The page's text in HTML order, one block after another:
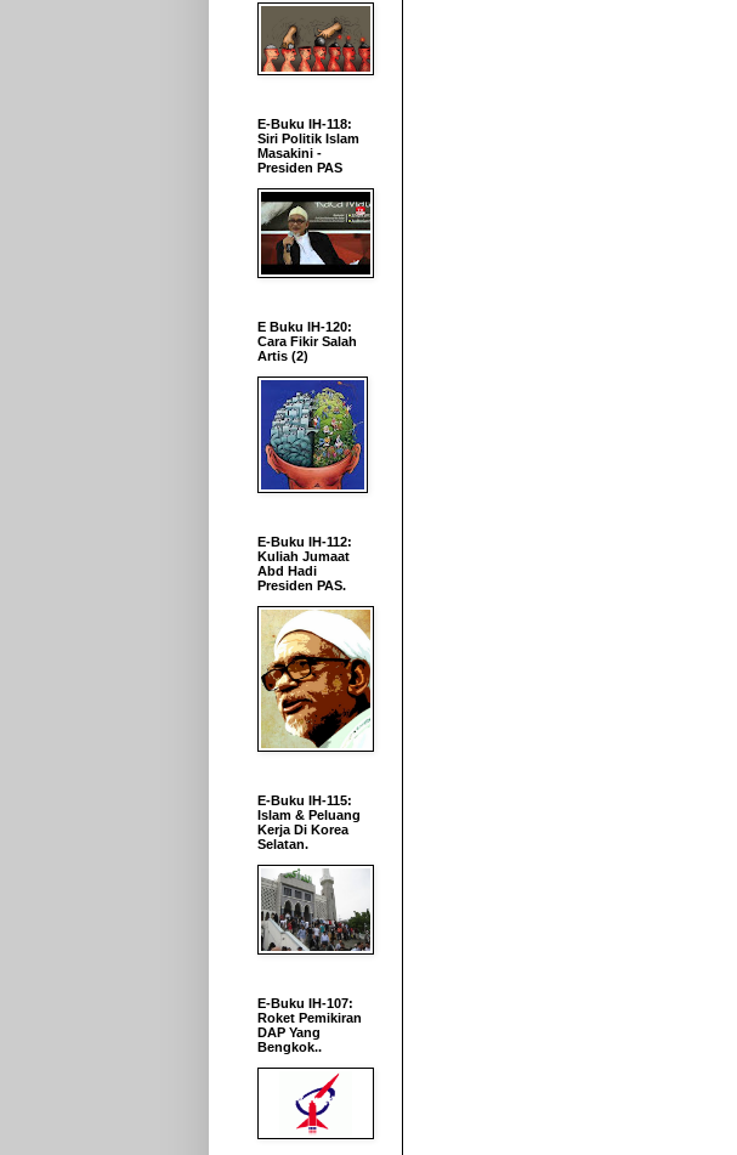
E-Buku IH-118:
Siri Politik Islam
Masakini -
Presiden PAS
E Buku IH-120:
Cara Fikir Salah
Artis (2)
E-Buku IH-112:
Kuliah Jumaat
Abd Hadi
Presiden PAS.
E-Buku IH-115:
Islam & Peluang
Kerja Di Korea
Selatan.
E-Buku IH-107:
Roket Pemikiran
DAP Yang
Bengkok..